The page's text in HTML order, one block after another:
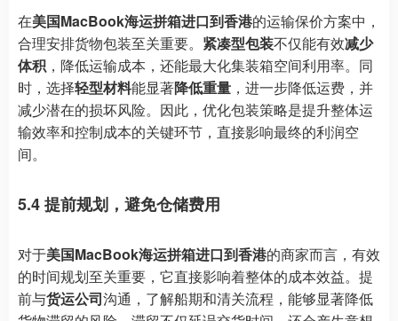
在美国MacBook海运拼箱进口到香港的运输保价方案中，
合理安排货物包装至关重要。 紧凑型包装不仅能有效减少
体积 ，降低运输成本，还能最大化集装箱空间利用率。同
时，选择轻型材料能显著降低重量 ，进一步降低运费，并
减少潜在的损坏风险。因此，优化包装策略是提升整体运
输效率和控制成本的关键环节，直接影响最终的利润空
间。
5.4 提前规划，避免仓储费用
对于美国MacBook海运拼箱进口到香港的商家而言，有效
的时间规划至关重要，它直接影响着整体的成本效益。提
前与货运公司沟通，了解船期和清关流程，能够显著降低